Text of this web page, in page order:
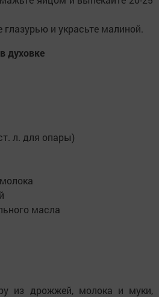
глазурью и украсьте малиной.
духовке
л. для опары)
масла
из дрожжей, молока и муки,